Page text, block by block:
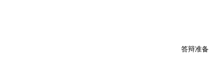
答辩准备